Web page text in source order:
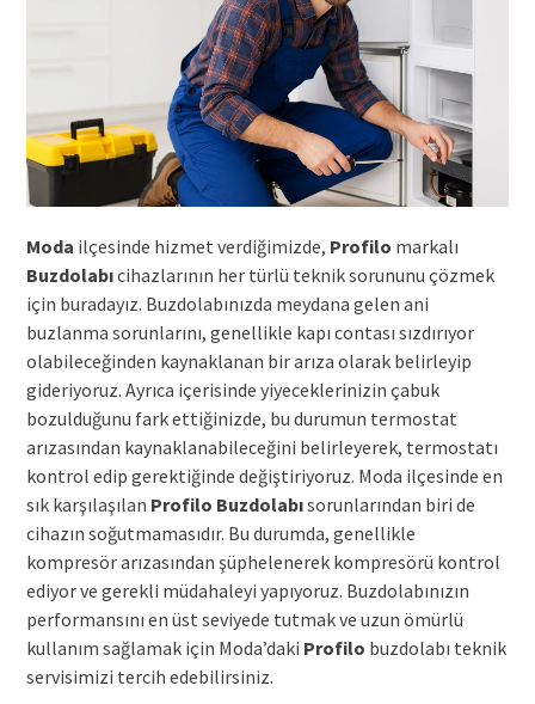
Moda ilçesinde hizmet verdiğimizde, Profilo markalı
Buzdolabıcihazlarının her türlü teknik sorununu çözmek
için buradayız. Buzdolabınızda meydana gelen ani
buzlanma sorunlarını, genellikle kapı contası sızdırıyor
olabileceğinden kaynaklanan bir arıza olarak belirleyip
gideriyoruz. Ayrıca içerisinde yiyeceklerinizin çabuk
bozulduğunu fark ettiğinizde, bu durumun termostat
arızasından kaynaklanabileceğini belirleyerek, termostatı
kontrol edip gerektiğinde değiştiriyoruz. Moda ilçesinde en
sık karşılaşılan Profilo Buzdolabısorunlarından biri de
cihazın soğutmamasıdır. Bu durumda, genellikle
kompresör arızasından şüphelenerek kompresörü kontrol
ediyor ve gerekli müdahaleyi yapıyoruz. Buzdolabınızın
performansını en üst seviyede tutmak ve uzun ömürlü
kullanım sağlamak için Moda’daki Profilo buzdolabı teknik
servisimizi tercih edebilirsiniz.